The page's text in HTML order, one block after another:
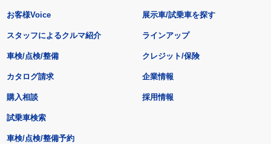
お客様Voice
スタッフによるクルマ紹介
展示車/試乗車を探す
ラインアップ
車検/点検/整備 クレジット/保険
カタログ請求
購入相談
試乗車検索
車検/点検/整備予約
企業情報
採用情報